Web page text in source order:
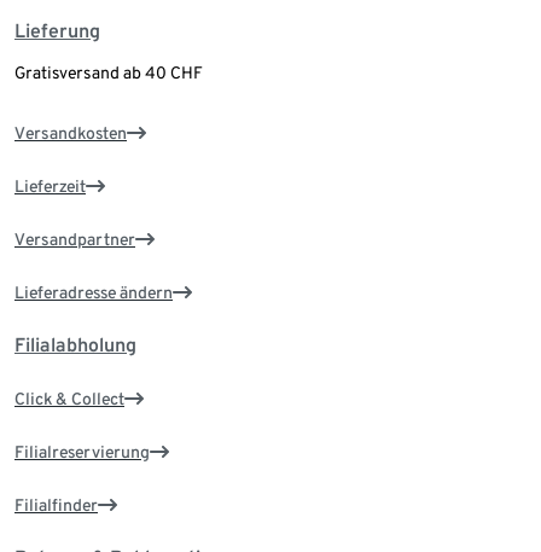
Lieferung
Gratisversand ab 40 CHF
Versandkosten
Lieferzeit
Versandpartner
Lieferadresse ändern
Filialabholung
Click & Collect
Filialreservierung
Filialfinder